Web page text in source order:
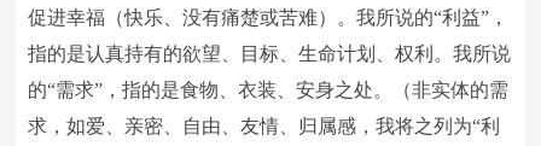
促进幸福（快乐、没有痛楚或苦难）。我所说的“利益”，
指的是认真持有的欲望、目标、生命计划、权利。我所说
的“需求”，指的是食物、衣装、安身之处。（非实体的需
求，如爱、亲密、自由、友情、归属感，我将之列为“利